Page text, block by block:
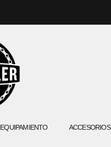
EQUIPAMIENTO ACCESORIOS